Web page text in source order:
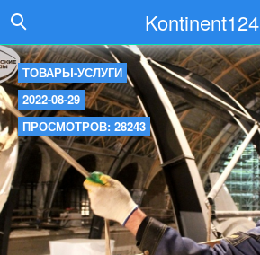
Kontinent124
ТОВАРЫ-УСЛУГИ
2022-08-29
ПРОСМОТРОВ: 28243